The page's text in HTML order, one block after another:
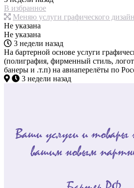
В избранное
Меняю услуги графического
Не указана
Не указана
3 недели назад
На бартерной основе услуги
(полиграфия, фирменный стиль,
банеры и .т.п) на авиаперелёты по
3 недели назад